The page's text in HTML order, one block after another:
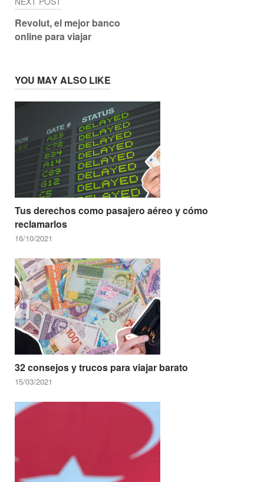
Revolut, el mejor banco
online para viajar
YOU MAY ALSO LIKE
Tus derechos como pasajero aéreo y cómo
reclamarlos
16/10/2021
32 consejos y trucos para viajar barato
15/03/2021